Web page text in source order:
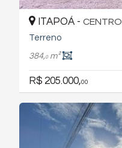
ITAPOÁ - CENTRO
Terreno
384,0m²
R$ 205.000,00